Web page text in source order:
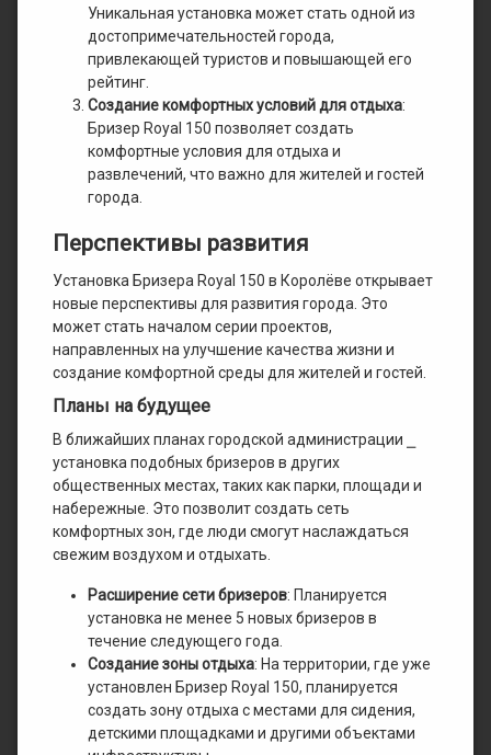
Уникальная установка может стать одной из
достопримечательностей города,
привлекающей туристов и повышающей его
рейтинг.
Создание комфортных условий для отдыха:
Бризер Royal 150 позволяет создать
комфортные условия для отдыха и
развлечений, что важно для жителей и гостей
города.
Перспективы развития
Установка Бризера Royal 150 в Королёве открывает
новые перспективы для развития города. Это
может стать началом серии проектов,
направленных на улучшение качества жизни и
создание комфортной среды для жителей и гостей.
Планы на будущее
В ближайших планах городской администрации ⎯
установка подобных бризеров в других
общественных местах, таких как парки, площади и
набережные. Это позволит создать сеть
комфортных зон, где люди смогут наслаждаться
свежим воздухом и отдыхать.
Расширение сети бризеров: Планируется
установка не менее 5 новых бризеров в
течение следующего года.
Создание зоны отдыха: На территории, где уже
установлен Бризер Royal 150, планируется
создать зону отдыха с местами для сидения,
детскими площадками и другими объектами